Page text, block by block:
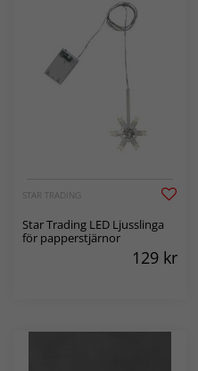
STAR TRADING
Star Trading LED Ljusslinga
för papperstjärnor
129 kr